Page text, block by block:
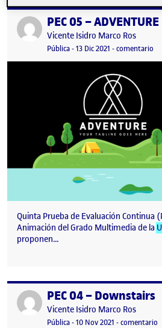
Publicado porPEC 05 – ADVENTURE
Publicado por
Vicente Isidro Marco Ros
Visibilidad:
Pública-Fecha de publicación
13 Dic 2021 13 diciembre,
-comentario
Quinta Prueba de Evaluación Continua
Animación del Grado Multimedia de la
proponen…
Publicado porPEC 04 – Downstairs
Publicado por
Vicente Isidro Marco Ros
Visibilidad:
Pública-Fecha de publicación
10 Nov 2021 10 noviembre,
-comentario